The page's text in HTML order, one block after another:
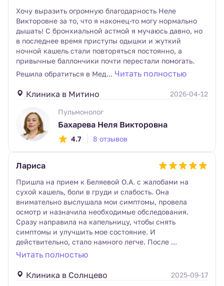
Хочу выразить огромную благодарность Неле
Викторовне за то, что я наконец-то могу нормально
дышать! С бронхиальной астмой я мучаюсь давно, но
в последнее время приступы одышки и жуткий
ночной кашель стали повторяться постоянно, а
привычные баллончики почти перестали помогать.
Решила обратиться в Мед... Читать полностью
Клиника в Митино 2026-04-12
Пульмонолог
Бахарева Неля Викторовна
4.7 8 отзывов
Лариса
Пришла на прием к Беляевой О.А. с жалобами на
сухой кашель, боли в груди и слабость. Она
внимательно выслушала мои симптомы, провела
осмотр и назначила необходимые обследования.
Сразу направила на капельницу, чтобы снять
симптомы и улучшить мое состояние. И
действительно, стало намного легче. После ...
Читать полностью
Клиника в Солнцево 2025-09-17